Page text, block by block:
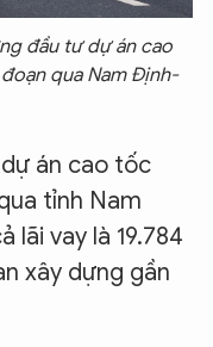
đầu tư dự án cao
qua Nam Định-
án cao tốc
tỉnh Nam
lãi vay là 19.784
xây dựng gần